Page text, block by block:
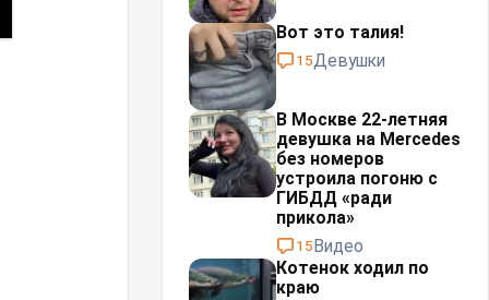
Вот это талия!
15Девушки
В Москве 22-летняя
девушка на Mercedes
без номеров
устроила погоню с
ГИБДД «ради
прикола»
15Видео
Котенок ходил по
краю